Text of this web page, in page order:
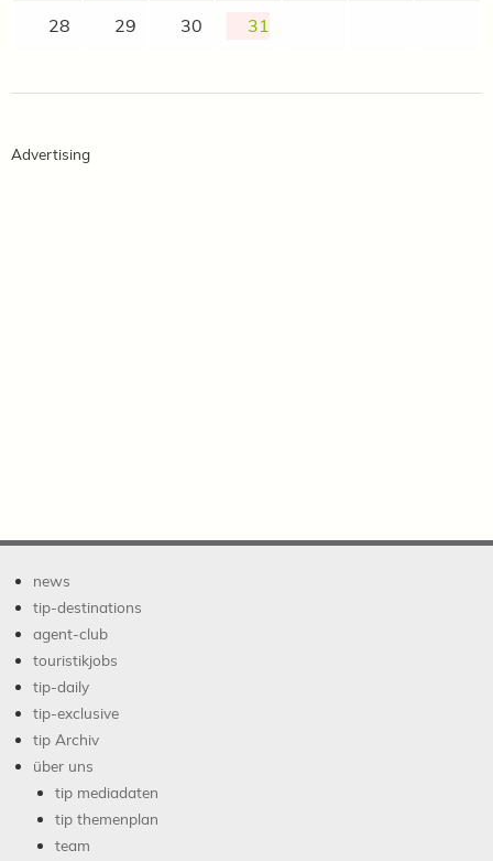
28 29 30 31
Advertising
news
tip-destinations
agent-club
touristikjobs
tip-daily
tip-exclusive
tip Archiv
über uns
tip mediadaten
tip themenplan
team